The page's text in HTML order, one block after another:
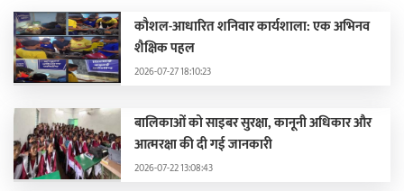
कौशल-आधारित शनिवार कार्यशाला: एक अभिनव
शैक्षिक पहल
2026-07-27 18:10:23
बालिकाओं को साइबर सुरक्षा, कानूनी अधिकार और
आत्मरक्षा की दी गई जानकारी
2026-07-22 13:08:43